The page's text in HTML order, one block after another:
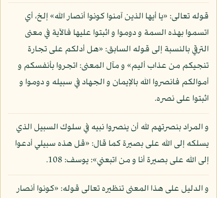
قوله تعالى: «يا أيها الذين آمنوا كونوا أنصار الله» إلخ، أي
اتسموا بهذه السمة و دوموا و اثبتوا عليها فالآية في معنى
الترقي بالنسبة إلى قوله السابق: «هل أدلكم على تجارة
تنجيكم من عذاب أليم» و مآل المعنى: اتجروا بأنفسكم و
أموالكم فانصروا الله بالإيمان و الجهاد في سبيله و دوموا و
اثبتوا على نصره.
و المراد بنصرتهم لله أن ينصروا نبيه في سلوك السبيل الذي
يسلكه إلى الله على بصيرة كما قال: «قل هذه سبيلي أدعوا
إلى الله على بصيرة أنا و من اتبعني»: يوسف: 108.
و الدليل على هذا المعنى تنظيره تعالى قوله: «كونوا أنصار